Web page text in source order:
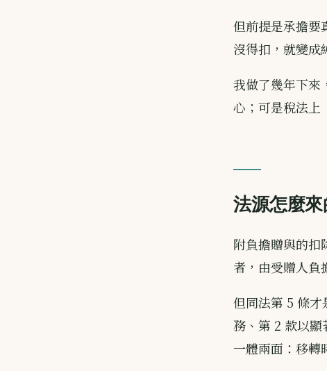
但前提是承擔要
沒得扣，就變成
我做了幾年下來
心；可是稅法上
法源怎麼
附負擔贈與的扣
者，由受贈人負
但同法第 5 條
務、第 2 款以
一體兩面：移轉